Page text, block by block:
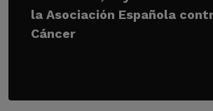
la Asociación Española
Cáncer